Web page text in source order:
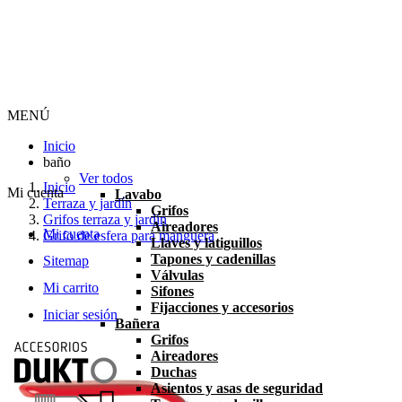
Mi cuenta
Mi cuenta
Sitemap
Mi carrito
Iniciar sesión
MENÚ
Inicio
baño
Ver todos
Lavabo
Grifos
Aireadores
Llaves y latiguillos
Tapones y cadenillas
Válvulas
Sifones
Fijacciones y accesorios
Bañera
Grifos
Aireadores
Duchas
Asientos y asas de seguridad
Inicio
Terraza y jardín
Grifos terraza y jardín
Grifo de esfera para manguera